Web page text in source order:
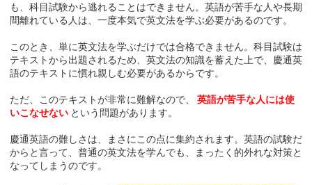
も、科目試験から逃れることはできません。英語が苦手な人や長期
間離れている人は、一度本気で英文法を学ぶ必要があるのです。
このとき、単に英文法を学ぶだけでは合格できません。科目試験は
テキストから出題されるため、英文法の知識を蓄えた上で、慶通英
語のテキストに慣れ親しむ必要があるからです。
ただ、このテキストが非常に難解なので、
英語が苦手な人には使
いこなせない という問題があります。
慶通英語の難しさは、まさにこの点に集約されます。英語の試験だ
からと言って、普通の英文法を学んでも、まったく的外れな対策と
なってしまうのです。